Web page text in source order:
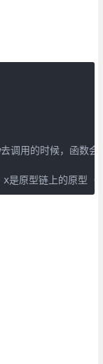
的时候，函数会
型链上的原型（